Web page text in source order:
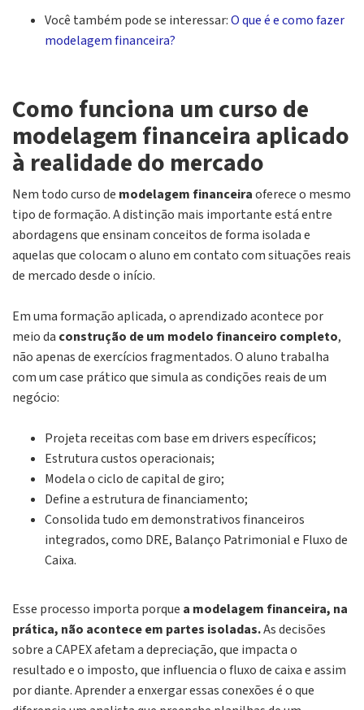
Você também pode se interessar:O que é e como fazer
modelagem financeira?
Como funciona um curso de
modelagem financeira aplicado
à realidade do mercado
Nem todo curso de modelagem financeiraoferece o mesmo
tipo de formação. A distinção mais importante está entre
abordagens que ensinam conceitos de forma isolada e
aquelas que colocam o aluno em contato com situações reais
de mercado desde o início.
Em uma formação aplicada, o aprendizado acontece por
meio da construção de um modelo financeiro completo,
não apenas de exercícios fragmentados. O aluno trabalha
com um case prático que simula as condições reais de um
negócio:
Projeta receitas com base em drivers específicos;
Estrutura custos operacionais;
Modela o ciclo de capital de giro;
Define a estrutura de financiamento;
Consolida tudo em demonstrativos financeiros
integrados, como DRE, Balanço Patrimonial e Fluxo de
Caixa.
Esse processo importa porque a modelagem financeira, na
prática, não acontece em partes isoladas.As decisões
sobre a CAPEX afetam a depreciação, que impacta o
resultado e o imposto, que influencia o fluxo de caixa e assim
por diante. Aprender a enxergar essas conexões é o que